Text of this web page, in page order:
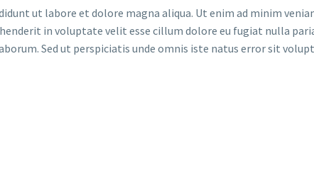
ut labore et dolore magna aliqua. Ut enim ad minim
in voluptate velit esse cillum dolore eu fugiat nulla
Sed ut perspiciatis unde omnis iste natus error sit